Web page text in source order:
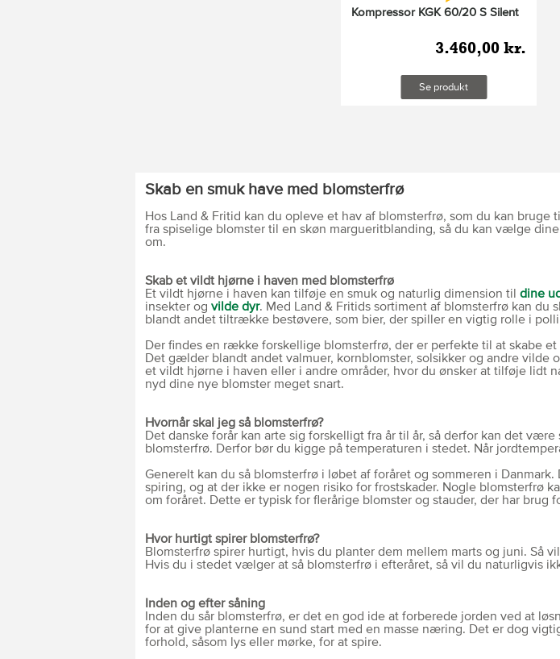
Kompressor KGK 60/20 S Silent
3.460,00 kr.
Se produkt
Skab en smuk have med blomsterfrø
Hos Land & Fritid kan du opleve et hav af blomsterfrø, som du kan
fra spiselige blomster til en skøn margueritblanding, så du kan vælge
om.
Skab et vildt hjørne i haven med blomsterfrø
Et vildt hjørne i haven kan tilføje en smuk og naturlig dimension til dine
insekter og vilde dyr. Med Land & Fritids sortiment af blomsterfrø kan
blandt andet tiltrække bestøvere, som bier, der spiller en vigtig rolle i
Der findes en række forskellige blomsterfrø, der er perfekte til at skabe
Det gælder blandt andet valmuer, kornblomster, solsikker og andre vilde
et vildt hjørne i haven eller i andre områder, hvor du ønsker at tilføje lidt
nyd dine nye blomster meget snart.
Hvornår skal jeg så blomsterfrø?
Det danske forår kan arte sig forskelligt fra år til år, så derfor kan det
blomsterfrø. Derfor bør du kigge på temperaturen i stedet. Når
Generelt kan du så blomsterfrø i løbet af foråret og sommeren i
spiring, og at der ikke er nogen risiko for frostskader. Nogle blomsterfrø
om foråret. Dette er typisk for flerårige blomster og stauder, der har
Hvor hurtigt spirer blomsterfrø?
Blomsterfrø spirer hurtigt, hvis du planter dem mellem marts og juni. Så
Hvis du i stedet vælger at så blomsterfrø i efteråret, så vil du naturligvis
Inden og efter såning
Inden du sår blomsterfrø, er det en god ide at forberede jorden ved at
for at give planterne en sund start med en masse næring. Det er dog
forhold, såsom lys eller mørke, for at spire.